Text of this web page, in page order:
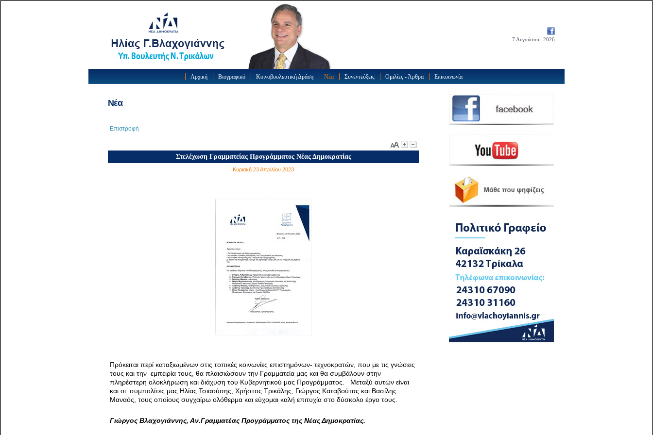
7 Αυγούστου, 2026
Αρχική Βιογραφικό Κοινοβουλευτική Δράση Νέα Συνεντεύξεις Ομιλίες - Άρθρα Επικοινωνία
Νέα
Επιστροφή
Στελέχωση Γραμματείας Προγράμματος Νέας Δημοκρατίας
Κυριακή 23 Απριλίου 2023
Πρόκειται περί καταξιωμένων στις τοπικές κοινωνίες επιστημόνων- τεχνοκρατών, που με τις γνώσεις
τους και την εμπειρία τους, θα πλαισιώσουν την Γραμματεία μας και θα συμβάλουν στην
πληρέστερη ολοκλήρωση και διάχυση του Κυβερνητικού μας Προγράμματος. Μεταξύ αυτών είναι
και οι συμπολίτες μας Ηλίας Τσιαούσης, Χρήστος Τρικάλης, Γιώργος Καταβούτας και Βασίλης
Μαναός, τους οποίους συγχαίρω ολόθερμα και εύχομαι καλή επιτυχία στο δύσκολο έργο τους.
Γιώργος Βλαχογιάννης, Αν.Γραμματέας Προγράμματος της Νέας Δημοκρατίας.